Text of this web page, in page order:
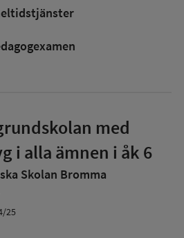
med
i alla ämnen i åk 6
Skolan Bromma
25